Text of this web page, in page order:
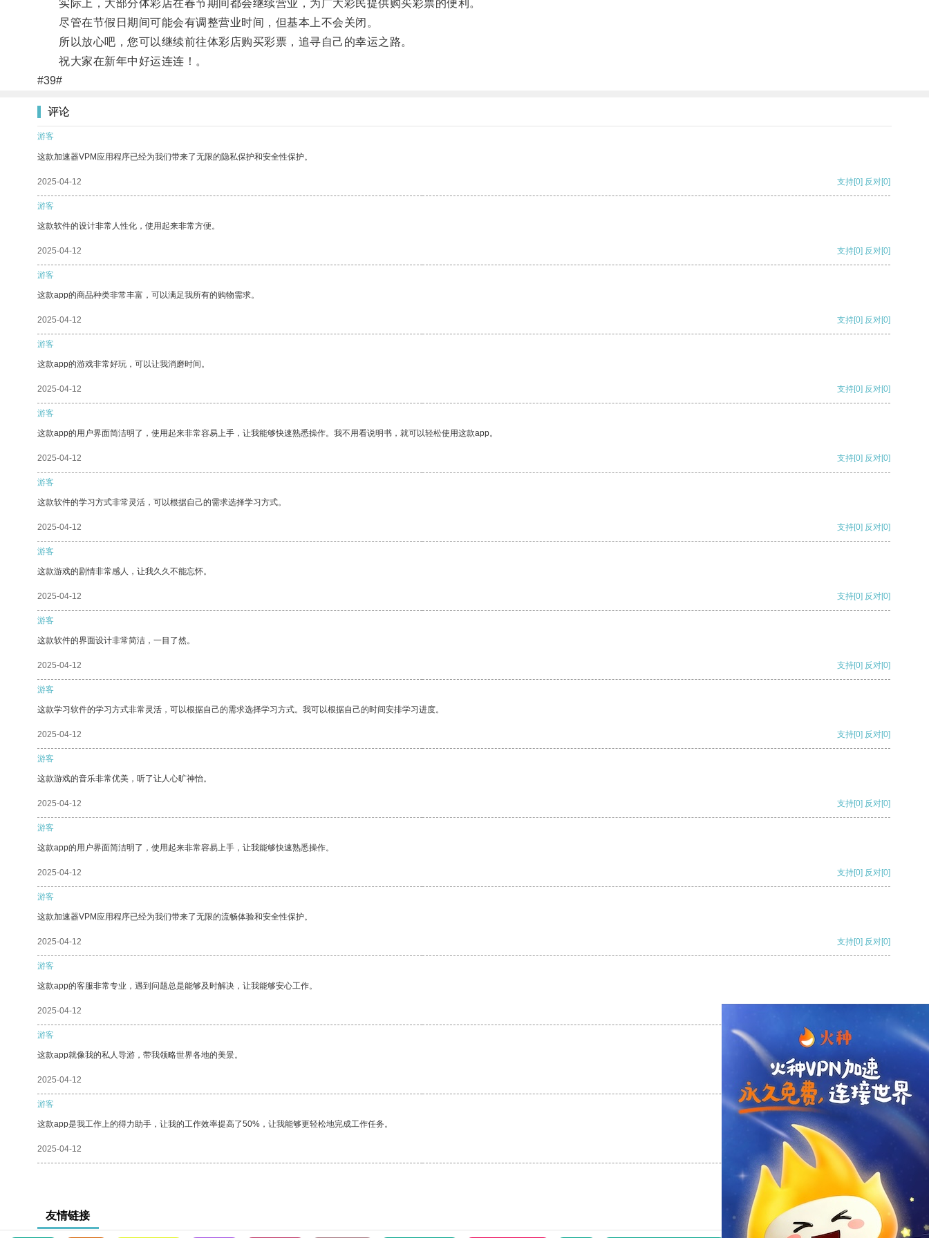
实际上，大部分体彩店在春节期间都会继续营业，为广大彩民提供购买彩票的便利。
尽管在节假日期间可能会有调整营业时间，但基本上不会关闭。
所以放心吧，您可以继续前往体彩店购买彩票，追寻自己的幸运之路。
祝大家在新年中好运连连！。
#39#
评论
游客
这款加速器VPM应用程序已经为我们带来了无限的隐私保护和安全性保护。
2025-04-12 支持[0] 反对[0]
游客
这款软件的设计非常人性化，使用起来非常方便。
2025-04-12 支持[0] 反对[0]
游客
这款app的商品种类非常丰富，可以满足我所有的购物需求。
2025-04-12 支持[0] 反对[0]
游客
这款app的游戏非常好玩，可以让我消磨时间。
2025-04-12 支持[0] 反对[0]
游客
这款app的用户界面简洁明了，使用起来非常容易上手，让我能够快速熟悉操作。我不用看说明书，就可以轻松使用这款app。
2025-04-12 支持[0] 反对[0]
游客
这款软件的学习方式非常灵活，可以根据自己的需求选择学习方式。
2025-04-12 支持[0] 反对[0]
游客
这款游戏的剧情非常感人，让我久久不能忘怀。
2025-04-12 支持[0] 反对[0]
游客
这款软件的界面设计非常简洁，一目了然。
2025-04-12 支持[0] 反对[0]
游客
这款学习软件的学习方式非常灵活，可以根据自己的需求选择学习方式。我可以根据自己的时间安排学习进度。
2025-04-12 支持[0] 反对[0]
游客
这款游戏的音乐非常优美，听了让人心旷神怡。
2025-04-12 支持[0] 反对[0]
游客
这款app的用户界面简洁明了，使用起来非常容易上手，让我能够快速熟悉操作。
2025-04-12 支持[0] 反对[0]
游客
这款加速器VPM应用程序已经为我们带来了无限的流畅体验和安全性保护。
2025-04-12 支持[0] 反对[0]
游客
这款app的客服非常专业，遇到问题总是能够及时解决，让我能够安心工作。
2025-04-12
游客
这款app就像我的私人导游，带我领略世界各地的美景。
2025-04-12 支持 [0] 反对 [0]
游客
这款app是我工作上的得力助手，让我的工作效率提高了50%，让我能够更轻松地完成工作任务。
2025-04-12 支持
友情链接